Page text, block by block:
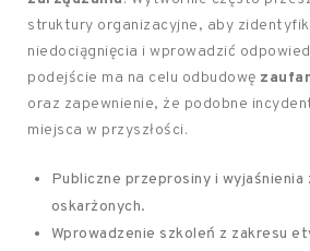
struktury organizacyjne, aby
niedociągnięcia i wprowadzić
podejście ma na celu odbudowę
oraz zapewnienie, że podobne
miejsca w przyszłości.
Publiczne przeprosiny i wyjaśnienia
oskarżonych.
Wprowadzenie szkoleń z zakresu